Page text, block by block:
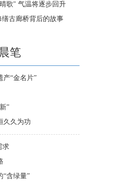
歌" 气温将逐步回升
古廊桥背后的故事
笔
产“金名片”
”
久久为功
求
“含绿量”